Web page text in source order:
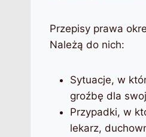
Przepisy prawa
Należą do nich:
Sytuacje, w
groźbę dla
Przypadki, w
lekarz,